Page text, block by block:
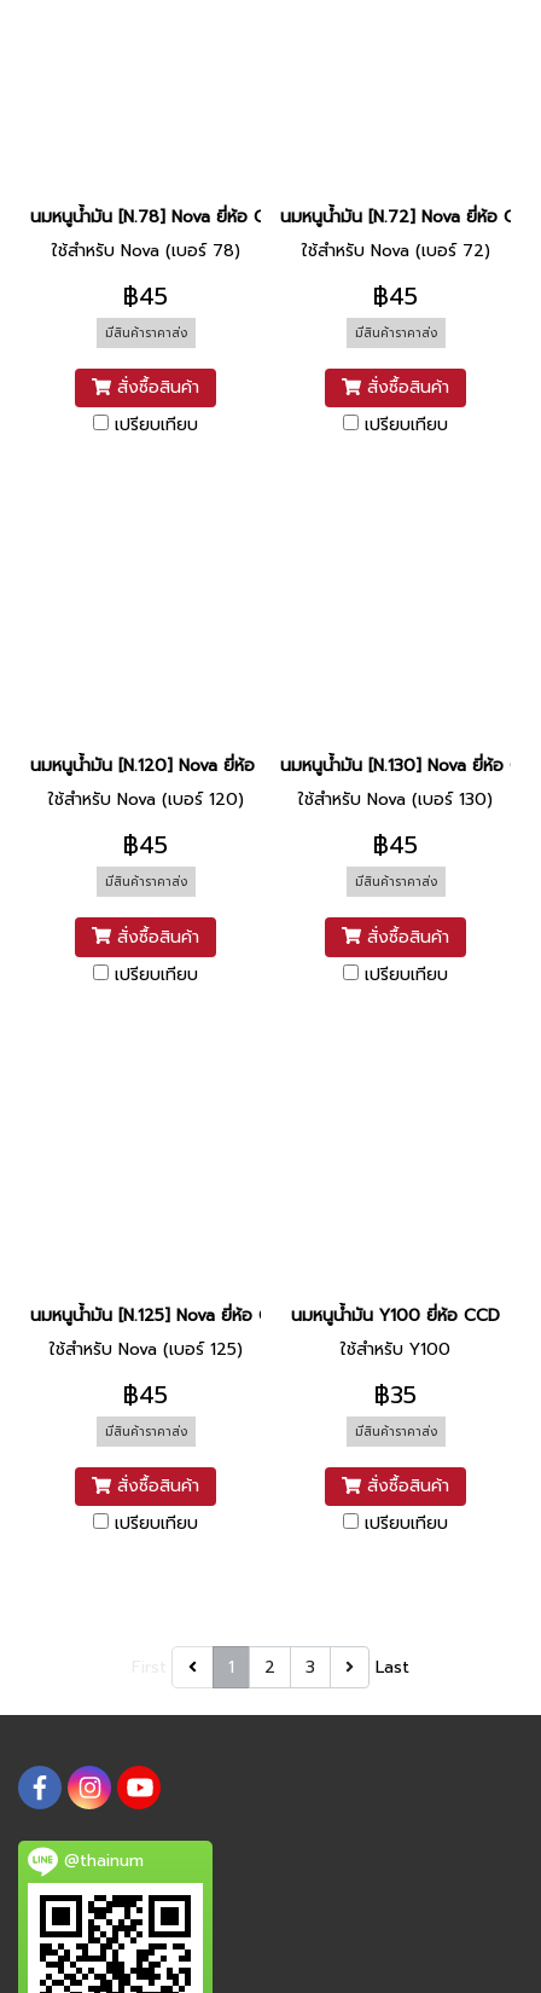
นมหนูน้ำมัน [N.78] Nova ยี่ห้อ CCD
ใช้สำหรับ Nova (เบอร์ 78)
฿45
มีสินค้าราคาส่ง
สั่งซื้อสินค้า
เปรียบเทียบ
นมหนูน้ำมัน [N.72] Nova ยี่ห้อ CCD
ใช้สำหรับ Nova (เบอร์ 72)
฿45
มีสินค้าราคาส่ง
สั่งซื้อสินค้า
เปรียบเทียบ
นมหนูน้ำมัน [N.120] Nova ยี่ห้อ CCD
ใช้สำหรับ Nova (เบอร์ 120)
฿45
มีสินค้าราคาส่ง
สั่งซื้อสินค้า
เปรียบเทียบ
นมหนูน้ำมัน [N.130] Nova ยี่ห้อ
ใช้สำหรับ Nova (เบอร์ 130)
฿45
มีสินค้าราคาส่ง
สั่งซื้อสินค้า
เปรียบเทียบ
นมหนูน้ำมัน [N.125] Nova ยี่ห้อ CCD
ใช้สำหรับ Nova (เบอร์ 125)
฿45
มีสินค้าราคาส่ง
สั่งซื้อสินค้า
เปรียบเทียบ
นมหนูน้ำมัน Y100 ยี่ห้อ CCD
ใช้สำหรับ Y100
฿35
มีสินค้าราคาส่ง
สั่งซื้อสินค้า
เปรียบเทียบ
1 2 3 Last
@thainum